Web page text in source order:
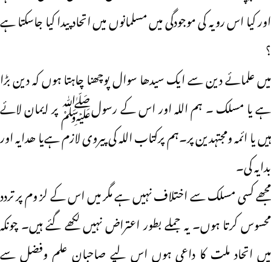
اور کیا اس رویہ کی موجودگی میں مسلمانوں میں اتحاد پیدا کیا جاسکتا ہے
؟
میں علمائے دین سے ایک سیدھا سوال پوچھنا چاہتا ہوں کہ دین بڑا
ہے یا مسلک ۔ ہم اللہ اور اس کے رسولﷺ پر ایمان لائے
ہیں یا ائمہ ومجتہدین پر۔ہم پرکتاب اللہ کی پیروی لازم ہےیا ھدایہ اور
بدایہ کی۔
مجھے کسی مسلک سے اختلاف نہیں ہے مگر میں اس کے لز وم پر تردد
محسوس کرتا ہوں۔ یہ جملے بطور اعتراض نہیں لکھے گئے ہیں۔ چونکہ
میں اتحاد ملت کا داعی ہوں اس لیے صاحبان علم وفضل سے